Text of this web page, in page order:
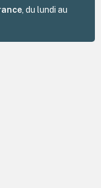
, du lundi au